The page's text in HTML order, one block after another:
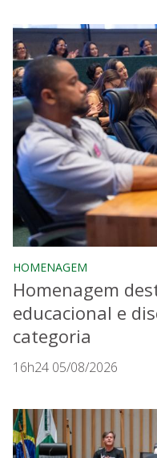
HOMENAGEM
Homenagem
educacional e
categoria
16h24 05/08/2026